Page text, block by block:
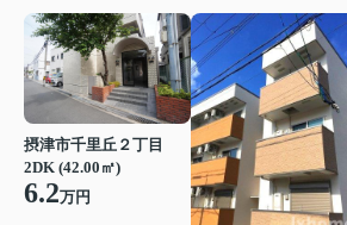
摂津市千里丘２丁目
2DK (42.00㎡)
6.2万円